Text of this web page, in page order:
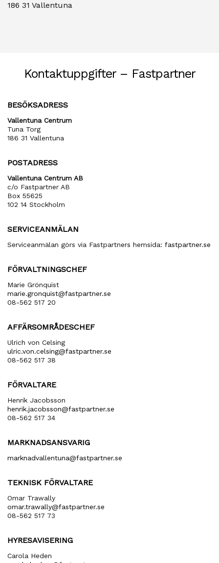
186 31 Vallentuna
Kontaktuppgifter – Fastpartner
BESÖKSADRESS
Vallentuna Centrum
Tuna Torg
186 31 Vallentuna
POSTADRESS
Vallentuna Centrum AB
c/o Fastpartner AB
Box 55625
102 14 Stockholm
SERVICEANMÄLAN
Serviceanmälan görs via Fastpartners hemsida: fastpartner.se
FÖRVALTNINGSCHEF
Marie Grönquist
marie​.gronquist​@fastpartner​.se
08-562 517 20
AFFÄRSOMRÅDESCHEF
Ulrich von Celsing
ulric​.von​.celsing​@fastpartner​.se
08-562 517 38
FÖRVALTARE
Henrik Jacobsson
henrik​.jacobsson​@fastpartner​.se
08-562 517 34
MARKNADSANSVARIG
marknadvallentuna​@fastpartner​.se
TEKNISK FÖRVALTARE
Omar Trawally
omar.trawally@fastpartner.se
08-562 517 73
HYRESAVISERING
Carola Heden